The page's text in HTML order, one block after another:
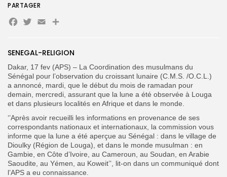
Search
FR
SENEGAL-RELIGION
Dakar, 17 fev (APS) – La Coordination des musulmans du
Sénégal pour l’observation du croissant lunaire (C.M.S. /O.C.L.)
a annoncé, mardi, que le début du mois de ramadan pour
demain, mercredi, assurant que la lune a été observée à Louga
et dans plusieurs localités en Afrique et dans le monde.
‘’Après avoir recueilli les informations en provenance de ses
correspondants nationaux et internationaux, la commission vous
informe que la lune a été aperçue au Sénégal : dans le village de
Dioulky (Région de Louga), et dans le monde musulman : en
Gambie, en Côte d’Ivoire, au Cameroun, au Soudan, en Arabie
Saoudite, au Yémen, au Koweit’’, lit-on dans un communiqué dont
l’APS a eu connaissance.
PARTAGER
Facebook
Twitter
EmailPartager